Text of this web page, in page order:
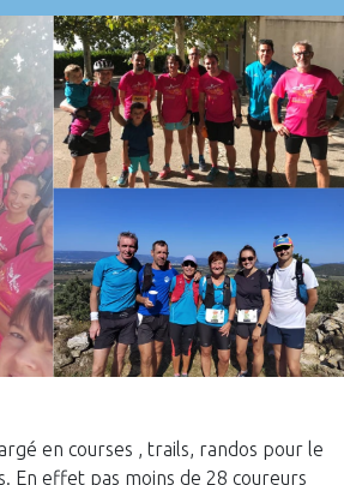
en courses , trails, randos pour le
En effet pas moins de 28 coureurs